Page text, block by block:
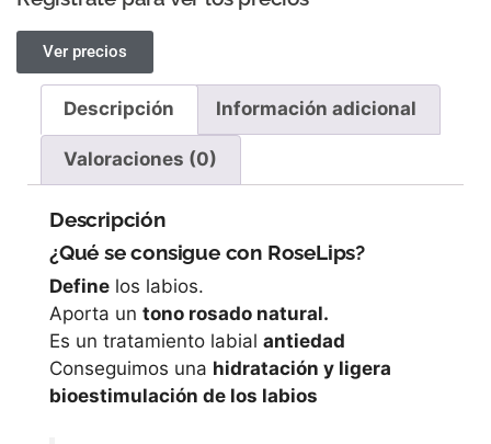
Ver precios
Descripción Información adicional
Valoraciones (0)
Descripción
¿Qué se consigue con RoseLips?
Define los labios.
Aporta un tono rosado natural.
Es un tratamiento labial antiedad
Conseguimos una hidratación y ligera
bioestimulación de los labios